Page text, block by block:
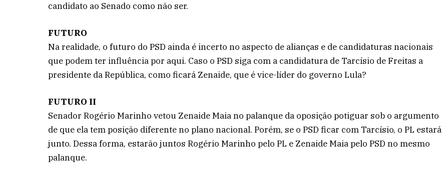
candidato ao Senado como não ser.
FUTURO
Na realidade, o futuro do PSD ainda é incerto no aspecto de alianças e de candidaturas nacionais
que podem ter influência por aqui. Caso o PSD siga com a candidatura de Tarcísio de Freitas a
presidente da República, como ficará Zenaide, que é vice-líder do governo Lula?
FUTURO II
Senador Rogério Marinho vetou Zenaide Maia no palanque da oposição potiguar sob o argumento
de que ela tem posição diferente no plano nacional. Porém, se o PSD ficar com Tarcísio, o PL estará
junto. Dessa forma, estarão juntos Rogério Marinho pelo PL e Zenaide Maia pelo PSD no mesmo
palanque.